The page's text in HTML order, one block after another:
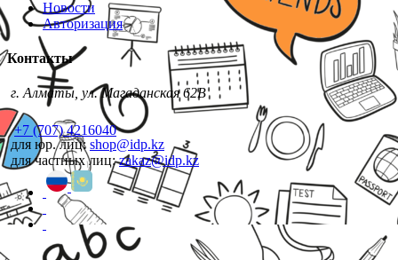
Новости
Авторизация
Контакты
г. Алматы, ул. Магаданская 62В
+7 (707) 4216040
для юр. лиц: shop@idp.kz
для частных лиц:zakaz@idp.kz